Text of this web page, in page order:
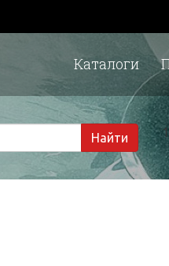
Каталоги
Найти